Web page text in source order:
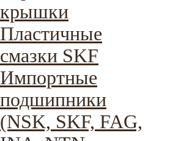
крышки
Пластичные
смазки SKF
Импортные
подшипники
(NSK, SKF, FAG,